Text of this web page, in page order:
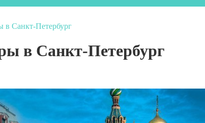
в Санкт-Петербург
в Санкт-Петербург